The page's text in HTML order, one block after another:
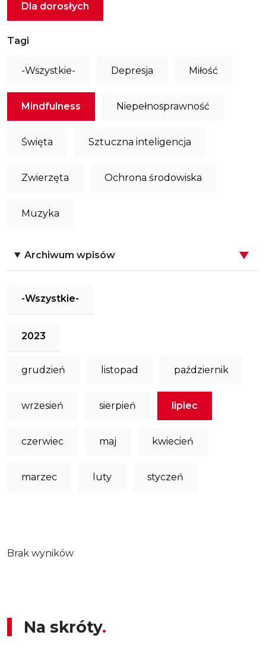
Dla dorosłych
Tagi
-Wszystkie- Depresja Miłość
Mindfulness Niepełnosprawność
Święta Sztuczna inteligencja
Zwierzęta Ochrona środowiska
Muzyka
Archiwum wpisów
-Wszystkie-
2023
grudzień listopad październik
wrzesień sierpień lipiec
czerwiec maj kwiecień
marzec luty styczeń
Brak wyników
Na skróty